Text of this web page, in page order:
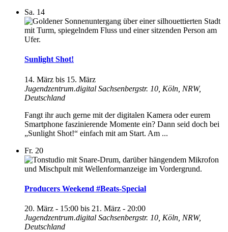
Sa. 14
Sunlight Shot!
14. März bis 15. März
Jugendzentrum.digital Sachsenbergstr. 10, Köln, NRW,
Deutschland
Fangt ihr auch gerne mit der digitalen Kamera oder eurem
Smartphone faszinierende Momente ein? Dann seid doch bei
„Sunlight Shot!“ einfach mit am Start. Am ...
Fr. 20
Producers Weekend #Beats-Special
20. März - 15:00 bis 21. März - 20:00
Jugendzentrum.digital Sachsenbergstr. 10, Köln, NRW,
Deutschland